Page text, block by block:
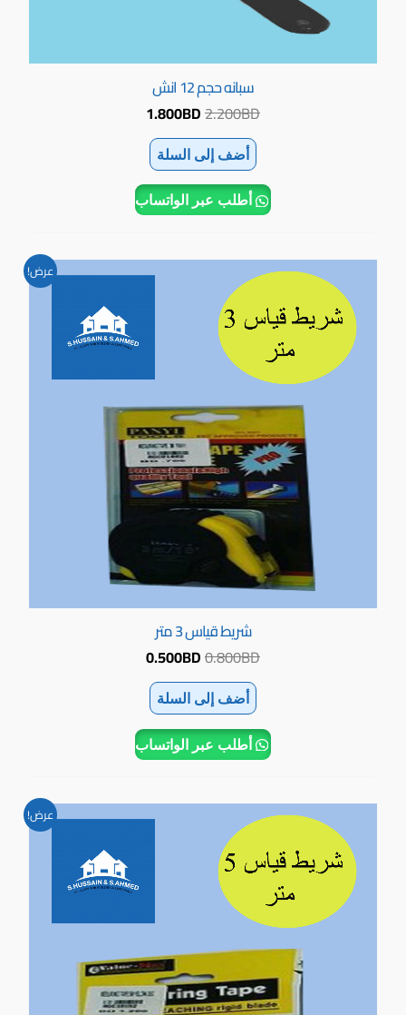
سبانه حجم 12 انش
2.200BD
1.800BD
أضف إلى السلة
أطلب عبر الواتساب
عرض!
شريط قياس 3 متر
0.800BD
السعر
0.500BD
السعر
0.500BD.
أضف إلى السلة
أطلب عبر الواتساب
عرض! السعر السعر
0.600BD.